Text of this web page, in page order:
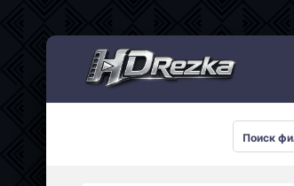
Мультсериалы